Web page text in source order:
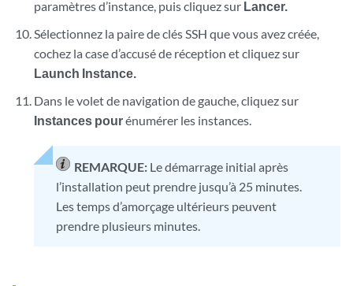
paramètres d’instance, puis cliquez sur Lancer.
Sélectionnez la paire de clés SSH que vous avez créée,
cochez la case d’accusé de réception et cliquez sur
Launch Instance.
Dans le volet de navigation de gauche, cliquez sur
Instances pourénumérer les instances.
REMARQUE: Le démarrage initial après
l’installation peut prendre jusqu’à 25 minutes.
Les temps d’amorçage ultérieurs peuvent
prendre plusieurs minutes.